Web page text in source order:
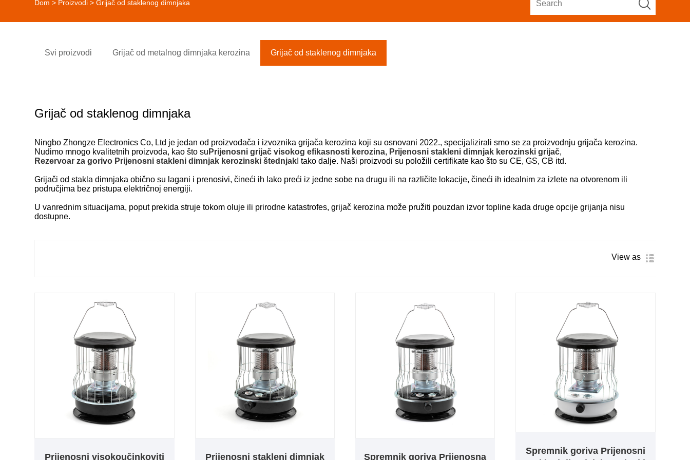
Dom > Proizvodi > Grijač od staklenog dimnjaka
Svi proizvodi Grijač od metalnog dimnjaka kerozina Grijač od staklenog dimnjaka
Grijač od staklenog dimnjaka
Ningbo Zhongze Electronics Co, Ltd je jedan od proizvođača i izvoznika grijača kerozina koji su osnovani 2022., specijalizirali smo se za proizvodnju grijača kerozina.
Nudimo mnogo kvalitetnih proizvoda, kao što su Prijenosni grijač visokog efikasnosti kerozina, Prijenosni stakleni dimnjak kerozinski grijač,
Rezervoar za gorivo Prijenosni stakleni dimnjak kerozinski štednjak I tako dalje. Naši proizvodi su položili certifikate kao što su CE, GS, CB itd.
Grijači od stakla dimnjaka obično su lagani i prenosivi, čineći ih lako preći iz jedne sobe na drugu ili na različite lokacije, čineći ih idealnim za izlete na otvorenom ili
područjima bez pristupa električnoj energiji.
U vanrednim situacijama, poput prekida struje tokom oluje ili prirodne katastrofes, grijač kerozina može pružiti pouzdan izvor topline kada druge opcije grijanja nisu
dostupne.
View as
Prijenosni visokoučinkoviti Prijenosni stakleni dimnjak Spremnik goriva Prijenosna
Spremnik goriva Prijenosni